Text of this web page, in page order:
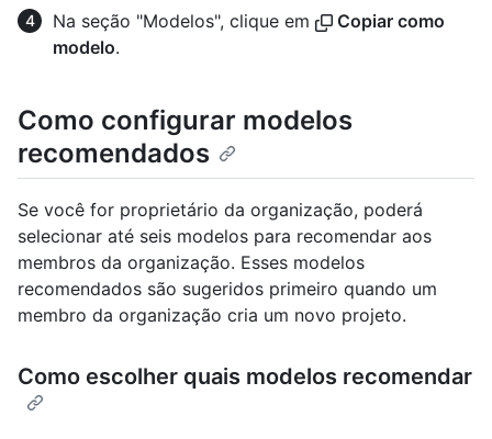
Na seção "Modelos", clique em
Copiar como
modelo.
Como configurar modelos
recomendados
Se você for proprietário da organização, poderá
selecionar até seis modelos para recomendar aos
membros da organização. Esses modelos
recomendados são sugeridos primeiro quando um
membro da organização cria um novo projeto.
Como escolher quais modelos recomendar